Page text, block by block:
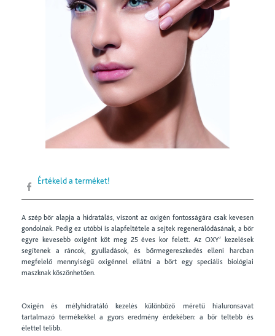
Értékeld a terméket!
A szép bőr alapja a hidratálás, viszont az oxigén fontosságára csak kevesen
gondolnak. Pedig ez utóbbi is alapfeltétele a sejtek regenerálódásának, a bőr
egyre kevesebb oxigént köt meg 25 éves kor felett. Az OXY’ kezelések
segítenek a ráncok, gyulladások, és bőrmegereszkedés elleni harcban
megfelelő mennyiségű oxigénnel ellátni a bőrt egy speciális biológiai
maszknak köszönhetően.
Oxigén és mélyhidratáló kezelés különböző méretű hialuronsavat
tartalmazó termékekkel a gyors eredmény érdekében: a bőr teltebb és
élettel telibb.